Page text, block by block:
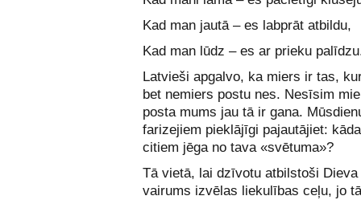
Kad man jautā – es labprāt atbildu,
Kad man lūdz – es ar prieku
Latvieši apgalvo, ka miers ir tas,
bet nemiers postu nes. Nesīsim
posta mums jau tā ir gana.
farizejiem pieklājīgi pajautājiet:
citiem jēga no tava «svētuma»?
Tā vietā, lai dzīvotu atbilstoši Dieva
vairums izvēlas liekulības ceļu, jo